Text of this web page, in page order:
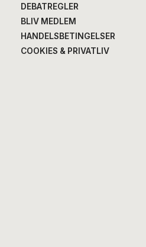
DEBATREGLER
BLIV MEDLEM
HANDELSBETINGELSER
COOKIES & PRIVATLIV